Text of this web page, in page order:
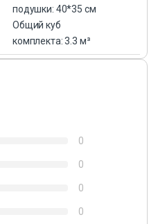
подушки: 40*35 см
Общий куб
комплекта: 3.3 м³
0
0
0
0